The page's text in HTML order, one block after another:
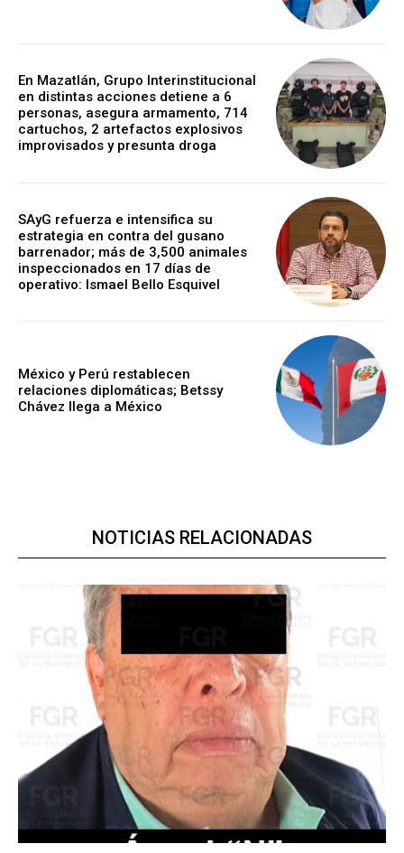
En Mazatlán, Grupo Interinstitucional
en distintas acciones detiene a 6
personas, asegura armamento, 714
cartuchos, 2 artefactos explosivos
improvisados y presunta droga
SAyG refuerza e intensifica su
estrategia en contra del gusano
barrenador; más de 3,500 animales
inspeccionados en 17 días de
operativo: Ismael Bello Esquivel
México y Perú restablecen
relaciones diplomáticas; Betssy
Chávez llega a México
NOTICIAS RELACIONADAS